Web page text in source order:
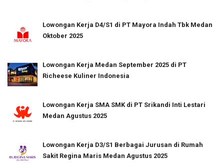
Lowongan Kerja D4/S1 di PT Mayora Indah Tbk Medan
Oktober 2025
Lowongan Kerja Medan September 2025 di PT
Richeese Kuliner Indonesia
Lowongan Kerja SMA SMK di PT Srikandi Inti Lestari
Medan Agustus 2025
Lowongan Kerja D3/S1 Berbagai Jurusan di Rumah
Sakit Regina Maris Medan Agustus 2025